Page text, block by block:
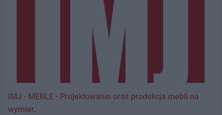
IMJ - MEBLE - Projektowanie oraz produkcja mebli na
wymiar.